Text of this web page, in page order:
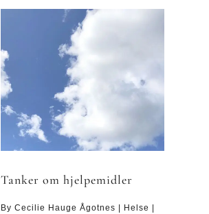
Tanker om hjelpemidler
By Cecilie Hauge Ågotnes Helse